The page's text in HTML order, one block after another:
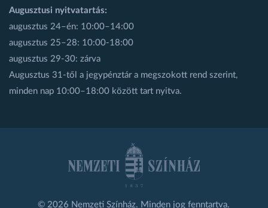
Augusztusi nyitvatartás:
augusztus 24–én: 10:00–14:00
augusztus 25–28: 10:00-18:00
augusztus 29-30: zárva
Augusztus 31-től a jegypénztár a megszokott rend szerint,
minden nap 10:00–18:00 között tart nyitva.
© 2026 Nemzeti Színház. Minden jog fenntartva.